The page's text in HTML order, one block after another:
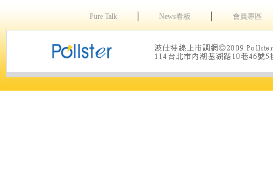
Pure Talk News看板 會員專區